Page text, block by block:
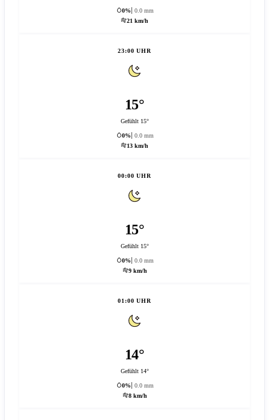
0%
0.0 mm
21 km/h
23:00 UHR
15°
Gefühlt 15°
0%
0.0 mm
13 km/h
00:00 UHR
15°
Gefühlt 15°
0%
0.0 mm
9 km/h
01:00 UHR
14°
Gefühlt 14°
0%
0.0 mm
8 km/h